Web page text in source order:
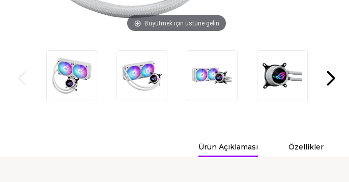
Büyütmek için üstüne gelin
Ürün Açıklaması Özellikler